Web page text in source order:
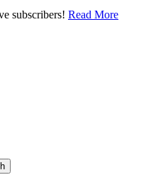
subscribers! Read More